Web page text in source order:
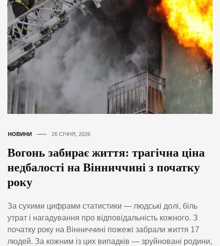
НОВИНИ 26 СІЧНЯ, 2026
Вогонь забирає життя: трагічна ціна
недбалості на Вінниччині з початку
року
За сухими цифрами статистики — людські долі, біль
утрат і нагадування про відповідальність кожного. З
початку року на Вінниччині пожежі забрали життя 17
людей. За кожним із цих випадків — зруйновані родини,